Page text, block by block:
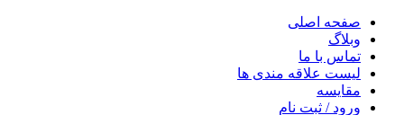
صفحه اصلی
وبلاگ
تماس با ما
لیست علاقه مندی ها
مقایسه
ورود / ثبت نام